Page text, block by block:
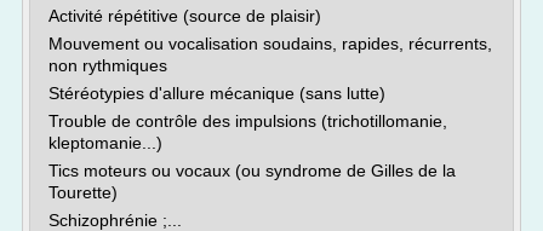
Activité répétitive (source de plaisir)
Mouvement ou vocalisation soudains, rapides, récurrents,
non rythmiques
Stéréotypies d'allure mécanique (sans lutte)
Trouble de contrôle des impulsions (trichotillomanie,
kleptomanie...)
Tics moteurs ou vocaux (ou syndrome de Gilles de la
Tourette)
Schizophrénie ;...